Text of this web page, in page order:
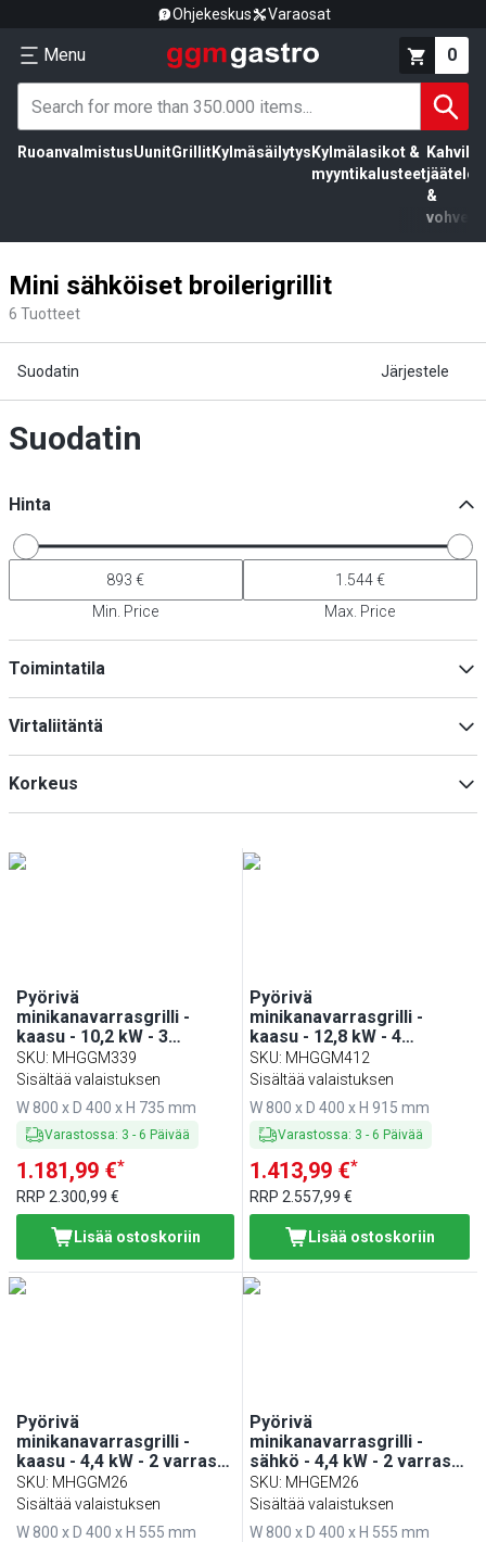
Ohjekeskus Varaosat
Menu 0
RuoanvalmistusUunitGrillitKylmäsäilytys Kylmälasikot &
myyntikalusteet
Kahvila,
jäätelö
&
vohvelit
Mini sähköiset broilerigrillit
6 Tuotteet
Suodatin Järjestele
Suodatin
Hinta
Min. Price Max. Price
Toimintatila
Kaasu(3)
Virtaliitäntä
400V(
Korkeus
Pyörivä
minikanavarrasgrilli -
kaasu - 10,2 kW - 3
varrasta - enintään 9
kanaa varten
SKU: MHGGM339
Sisältää valaistuksen
W 800 x D 400 x H 735 mm
Varastossa: 3 - 6 Päivää
1.181,99 €*
RRP 2.300,99 €
Lisää ostoskoriin
Pyörivä
minikanavarrasgrilli -
kaasu - 12,8 kW - 4
varrasta - enintään 12
kanaa varten
SKU: MHGGM412
Sisältää valaistuksen
W 800 x D 400 x H 915 mm
Varastossa: 3 - 6 Päivää
1.413,99 €*
RRP2.557,99 €
Lisää ostoskoriin
Pyörivä
minikanavarrasgrilli -
kaasu - 4,4 kW - 2 varrasta
- enintään 6 kanaa varten
SKU: MHGGM26
Sisältää valaistuksen
W 800 x D 400 x H 555 mm
Pyörivä
minikanavarrasgrilli -
sähkö - 4,4 kW - 2 varrasta
- enintään 6 kanaa varten
SKU: MHGEM26
Sisältää valaistuksen
W 800 x D 400 x H 555 mm